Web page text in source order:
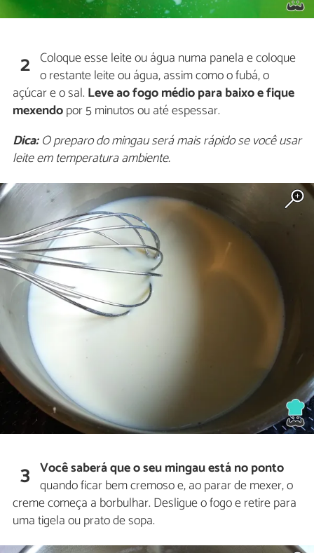
2 Coloque esse leite ou água numa panela e coloque
o restante leite ou água, assim como o fubá, o
açúcar e o sal. Leve ao fogo médio para baixo e fique
mexendopor 5 minutos ou até espessar.
Dica:O preparo do mingau será mais rápido se você usar
leite em temperatura ambiente.
3 Você saberá que o seu mingau está no ponto
quando ficar bem cremoso e, ao parar de mexer, o
creme começa a borbulhar. Desligue o fogo e retire para
uma tigela ou prato de sopa.